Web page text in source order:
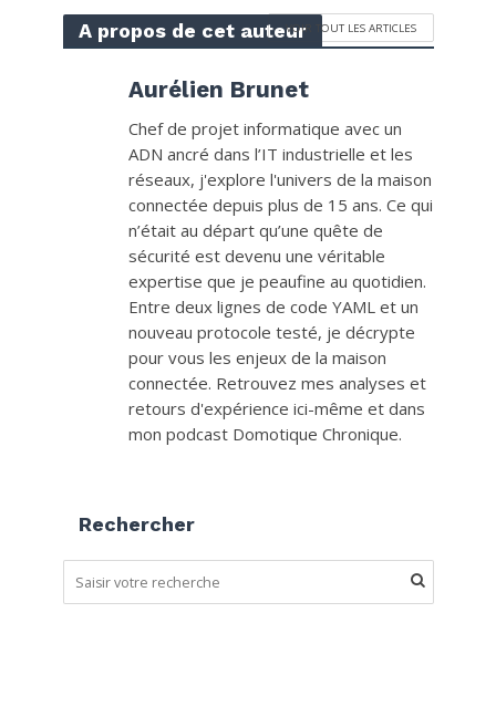
A propos de cet auteurVOIR TOUT LES ARTICLES
Aurélien Brunet
Chef de projet informatique avec un
ADN ancré dans l’IT industrielle et les
réseaux, j'explore l'univers de la maison
connectée depuis plus de 15 ans. Ce qui
n’était au départ qu’une quête de
sécurité est devenu une véritable
expertise que je peaufine au quotidien.
Entre deux lignes de code YAML et un
nouveau protocole testé, je décrypte
pour vous les enjeux de la maison
connectée. Retrouvez mes analyses et
retours d'expérience ici-même et dans
mon podcast Domotique Chronique.
Rechercher